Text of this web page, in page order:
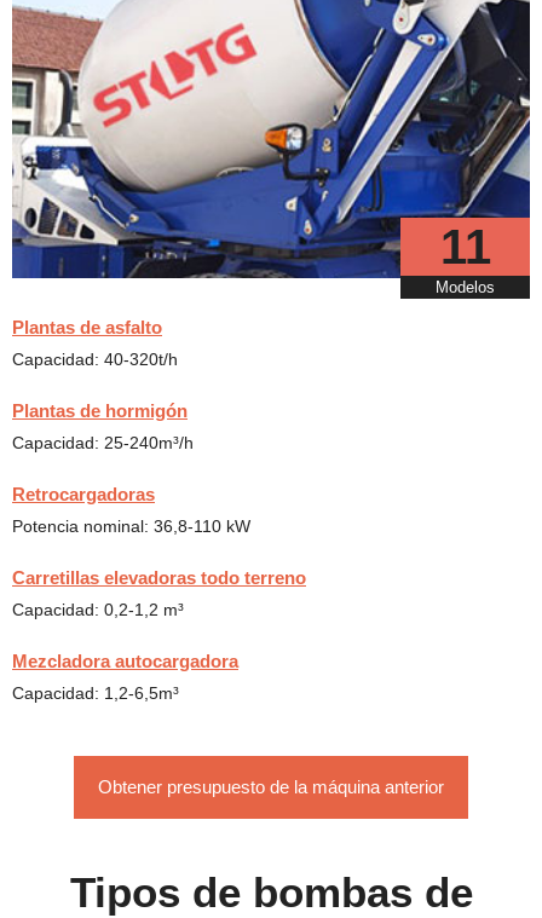
11
Modelos
Plantas de asfalto
Capacidad: 40-320t/h
Plantas de hormigón
Capacidad: 25-240m³/h
Retrocargadoras
Potencia nominal: 36,8-110 kW
Carretillas elevadoras todo terreno
Capacidad: 0,2-1,2 m³
Mezcladora autocargadora
Capacidad: 1,2-6,5m³
Obtener presupuesto de la máquina anterior
Tipos de bombas de